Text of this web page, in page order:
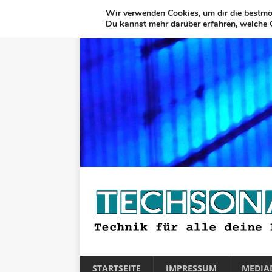
STARTSEITE IMPRESSUM
Wir verwenden Cookies, um dir die
Du kannst mehr darüber erfahren,